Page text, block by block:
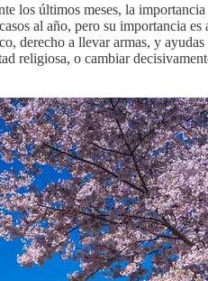
los últimos meses, la
al año, pero su importancia
derecho a llevar armas, y
religiosa, o cambiar